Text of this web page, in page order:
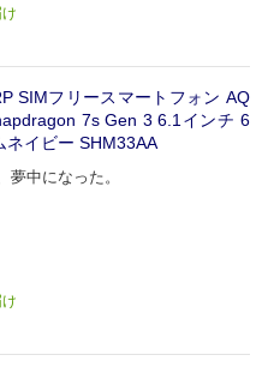
SIMフリースマートフォン AQ
7s Gen 3 6.1インチ 6
ネイビー SHM33AA
夢中になった。